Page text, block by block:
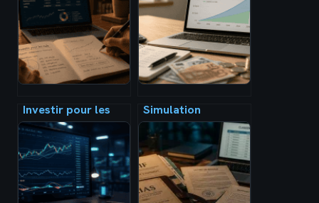
Investir pour les
nuls : 4 enveloppes
fiscales pour bâtir
votre patrimoine
Simulation
d’épargne :
pourquoi le
rendement net est
le seul chiffre qui
compte